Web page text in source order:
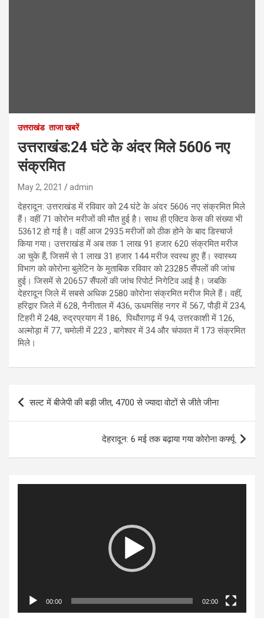
उत्तराखंड ताजा खबरें
उत्तराखंड:24 घंटे के अंदर मिले 5606 नए
संक्रमित
May 2, 2021 admin
देहरादून: उत्तराखंड में रविवार को 24 घंटे के अंदर 5606 नए संक्रमित मिले
हैं। वहीं 71 कोरोन मरीजों की मौत हुई है। साथ ही एक्टिव केस की संख्या भी
53612 हो गई है। वहीं आज 2935 मरीजों को ठीक होने के बाद डिस्चार्ज
किया गया। उत्तराखंड में अब तक 1 लाख 91 हजार 620 संक्रमित मरीज
आ चुके हैं, जिसमें से 1 लाख 31 हजार 144 मरीज स्वस्थ हुए हैं। स्वास्थ्य
विभाग को कोरोना बुलेटिन के मुताबिक रविवार को 23285 सैंपलों की जांच
हुई। जिसमें से 20657 सैंपलों की जांच रिपोर्ट निगेटिव आई है। जबकि
देहरादून जिले में सबसे अधिक 2580 कोरोना संक्रमित मरीज मिले हैं। वहीं,
हरिद्वार जिले में 628, नैनीताल में 436, ऊधमसिंह नगर में 567, पौड़ी में 234,
टिहरी में 248, रुद्रप्रयाग में 186, पिथौरागढ़ में 94, उत्तरकाशी में 126,
अल्मोड़ा में 77, चमोली में 223 , बागेश्वर में 34 और चंपावत में 173 संक्रमित
मिले।
Post
navigation
सल्ट में बीजेपी की बड़ी जीत, 4700 से ज्यादा वोटों से जीते जीना
देहरादून: 6 मई तक बढ़ाया गया कोरोना कर्फ्यू
00:00 02:00